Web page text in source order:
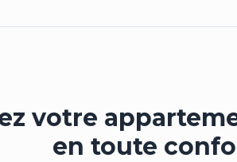
votre
en toute